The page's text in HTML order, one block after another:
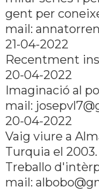
gent per
mail:
21-04-2022
Recentment
20-04-2022
Imaginació al
mail:
20-04-2022
Vaig viure a
Turquia el
Treballo
mail: